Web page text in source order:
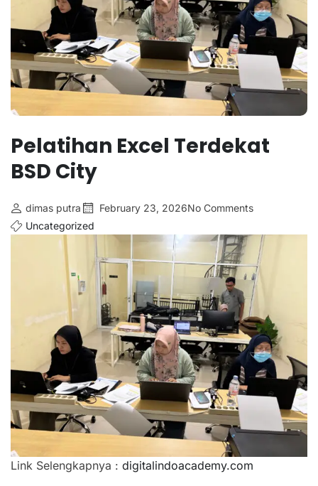
Pelatihan Excel Terdekat
BSD City
dimas putra February 23, 2026No Comments
Uncategorized
Link Selengkapnya : digitalindoacademy.com